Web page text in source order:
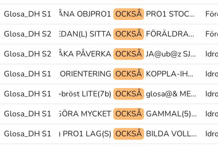
Glosa_DH S1 LÅNA OBJPRO1 OCKSÅ PRO1 STOCKHOLM@en PRO1.FL
Glosa_DH S2SEDAN(L) SITTA OCKSÅ FÖRÄLDRAR(J)^KLUBB zzz@z AKTIVITET
Glosa_DH S2
TECKNA-SPRÅKA PÅVERKA OCKSÅ JA@ub@z SJÄLVKLAR MAMMA
Glosa_DH S1
PRO1.FL BILDA ORIENTERING OCKSÅ KOPPLA-IHOP HEPHATA(ea)@en VIRTUS@b@en
Glosa_DH S1
INTE SNED>bröst LITE(7b) OCKSÅ glosa@& MEN FUNGERA
Glosa_DH S1
glosa@& GÖRA MYCKET OCKSÅ GAMMAL(5) ELEV PÅVERKA1
Glosa_DH S1
PRO1 LAG(S) OCKSÅ BILDA VOLLEYBOLL DÖV(L)